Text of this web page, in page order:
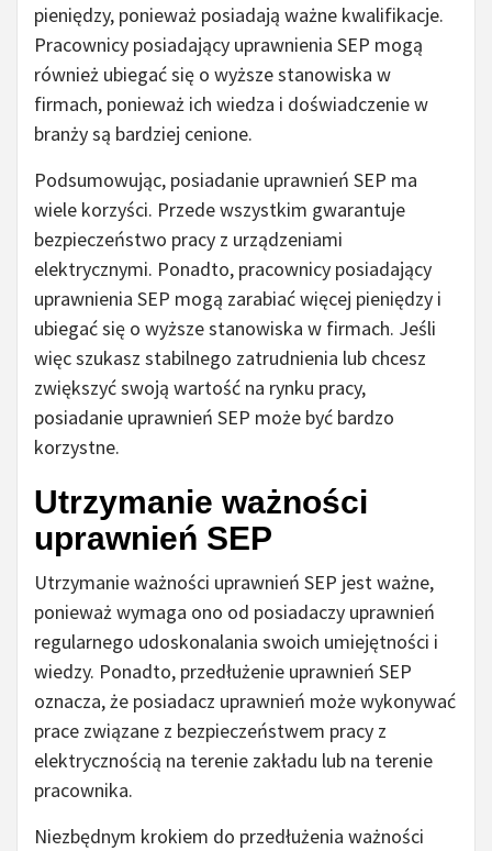
pieniędzy, ponieważ posiadają ważne kwalifikacje.
Pracownicy posiadający uprawnienia SEP mogą
również ubiegać się o wyższe stanowiska w
firmach, ponieważ ich wiedza i doświadczenie w
branży są bardziej cenione.
Podsumowując, posiadanie uprawnień SEP ma
wiele korzyści. Przede wszystkim gwarantuje
bezpieczeństwo pracy z urządzeniami
elektrycznymi. Ponadto, pracownicy posiadający
uprawnienia SEP mogą zarabiać więcej pieniędzy i
ubiegać się o wyższe stanowiska w firmach. Jeśli
więc szukasz stabilnego zatrudnienia lub chcesz
zwiększyć swoją wartość na rynku pracy,
posiadanie uprawnień SEP może być bardzo
korzystne.
Utrzymanie ważności
uprawnień SEP
Utrzymanie ważności uprawnień SEP jest ważne,
ponieważ wymaga ono od posiadaczy uprawnień
regularnego udoskonalania swoich umiejętności i
wiedzy. Ponadto, przedłużenie uprawnień SEP
oznacza, że posiadacz uprawnień może wykonywać
prace związane z bezpieczeństwem pracy z
elektrycznością na terenie zakładu lub na terenie
pracownika.
Niezbędnym krokiem do przedłużenia ważności